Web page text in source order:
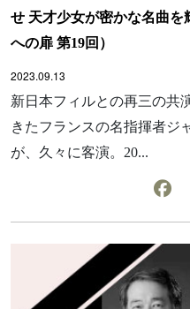
せ 天才少女が密かな名曲を
への扉 第19回）
2023.09.13
新日本フィルとの再三の共
きたフランスの名指揮者ジ
が、久々に客演。20...